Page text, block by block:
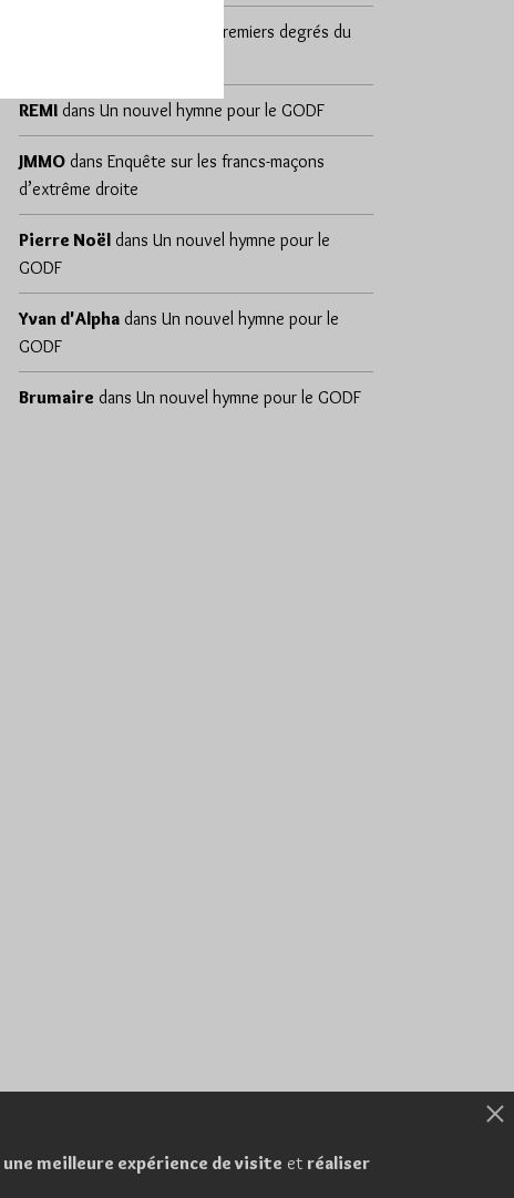
Les 18 premiers degrés du
REMI dans Un nouvel hymne pour le GODF
JMMO dans Enquête sur les francs-maçons
d’extrême droite
Pierre Noël dans Un nouvel hymne pour le
GODF
Yvan d'Alpha dans Un nouvel hymne pour le
GODF
Brumaire dans Un nouvel hymne pour le GODF
une meilleure expérience de visite et réaliser